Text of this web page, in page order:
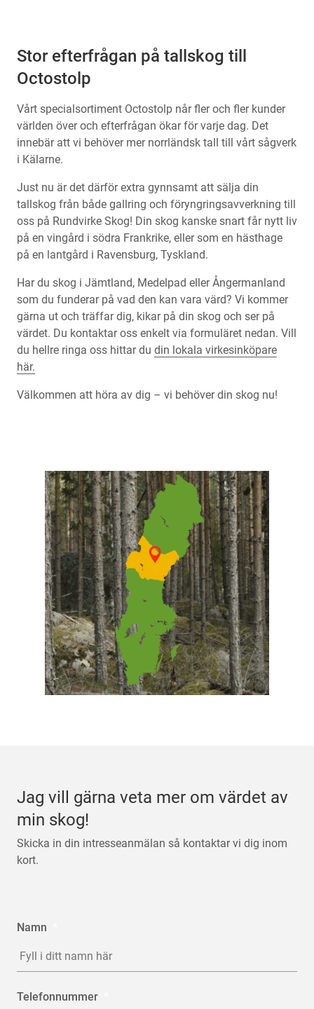
Stor efterfrågan på tallskog till
Octostolp
Vårt specialsortiment Octostolp når fler och fler kunder
världen över och efterfrågan ökar för varje dag. Det
innebär att vi behöver mer norrländsk tall till vårt sågverk
i Kälarne.
Just nu är det därför extra gynnsamt att sälja din
tallskog från både gallring och föryngringsavverkning till
oss på Rundvirke Skog! Din skog kanske snart får nytt liv
på en vingård i södra Frankrike, eller som en hästhage
på en lantgård i Ravensburg, Tyskland.
Har du skog i Jämtland, Medelpad eller Ångermanland
som du funderar på vad den kan vara värd? Vi kommer
gärna ut och träffar dig, kikar på din skog och ser på
värdet. Du kontaktar oss enkelt via formuläret nedan. Vill
du hellre ringa oss hittar du din lokala virkesinköpare
här.
Välkommen att höra av dig – vi behöver din skog nu!
Jag vill gärna veta mer om värdet av
min skog!
Skicka in din intresseanmälan så kontaktar vi dig inom
kort.
Namn
Telefonnummer